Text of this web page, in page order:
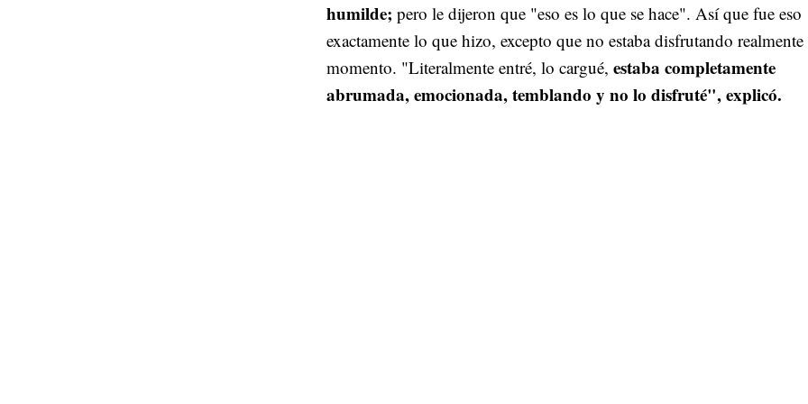
humilde; pero le dijeron que "eso es lo que se hace". Así que fue eso
exactamente lo que hizo, excepto que no estaba disfrutando
momento. "Literalmente entré, lo cargué, estaba completamente
abrumada, emocionada, temblando y no lo disfruté", explicó.